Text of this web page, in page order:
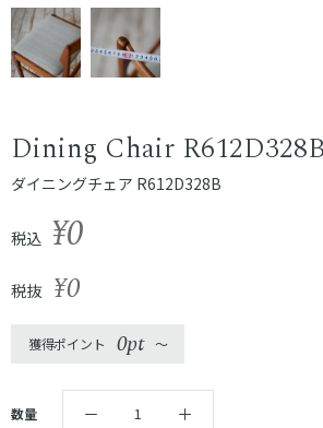
Dining Chair R612D328B
ダイニングチェア R612D328B
税込 ¥0
税抜 ¥0
獲得ポイント 0pt 〜
数量